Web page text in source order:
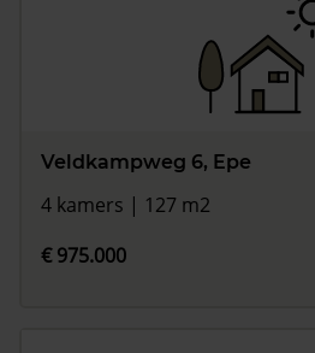
Veldkampweg 6, Epe
4 kamers | 127 m2
€ 975.000